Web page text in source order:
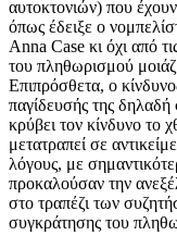
αυτοκτονιών) που
όπως έδειξε ο
Anna Case κι όχι από
του πληθωρισμού
Επιπρόσθετα, ο
παγίδευσής της δηλαδή
κρύβει τον κίνδυνο το
μετατραπεί σε
λόγους, με
προκαλούσαν την
στο τραπέζι των
συγκράτησης του